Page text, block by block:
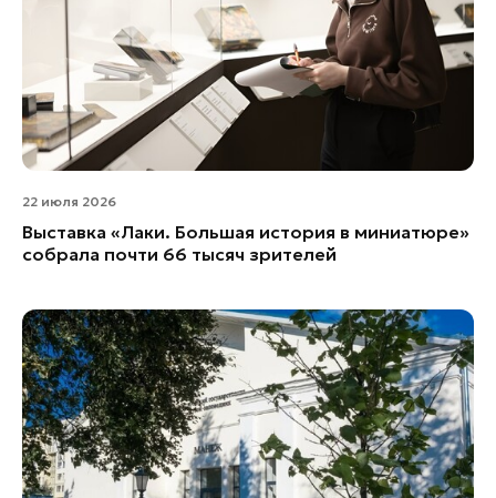
22 июля 2026
Выставка «Лаки. Большая история в миниатюре»
собрала почти 66 тысяч зрителей